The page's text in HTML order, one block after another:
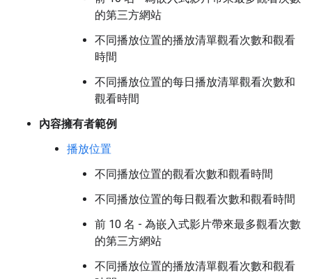
的第三方網站
不同播放位置的播放清單觀看次數和觀看
時間
不同播放位置的每日播放清單觀看次數和
觀看時間
內容擁有者範例
播放位置
不同播放位置的觀看次數和觀看時間
不同播放位置的每日觀看次數和觀看時間
前 10 名 - 為嵌入式影片帶來最多觀看次數
的第三方網站
不同播放位置的播放清單觀看次數和觀看